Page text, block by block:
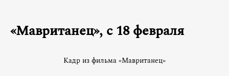
«Мавританец», с 18 февраля
Кадр из фильма «Мавританец»